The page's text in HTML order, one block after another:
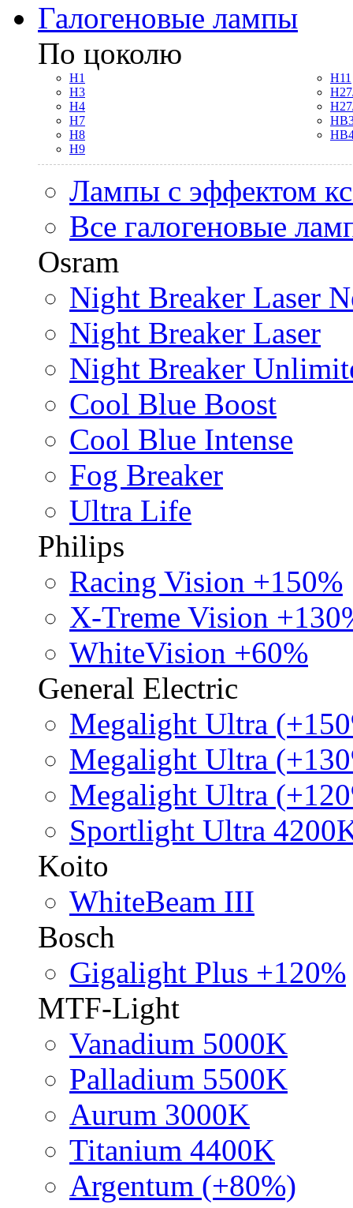
Галогеновые лампы
По цоколю
H1
H3
H4
H7
H8
H9
H11
Лампы с эффектом
Все галогеновые
Osram
Night Breaker Laser
Night Breaker Laser
Night Breaker
Cool Blue Boost
Cool Blue Intense
Fog Breaker
Ultra Life
Philips
Racing Vision +150%
X-Treme Vision
WhiteVision +60%
General Electric
Megalight Ultra
Megalight Ultra
Megalight Ultra
Sportlight Ultra
Koito
WhiteBeam III
Bosch
Gigalight Plus +120%
MTF-Light
Vanadium 5000K
Palladium 5500K
Aurum 3000K
Titanium 4400K
Argentum (+80%)